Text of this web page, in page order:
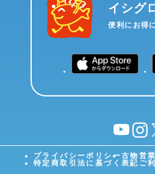
イシグ
便利にお得
YouTube X
プライバシーポリシー古物営
特定商取引法に基づく表記 ご